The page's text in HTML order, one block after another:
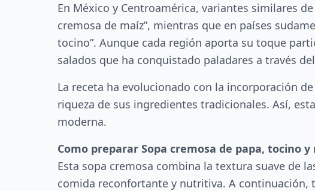
En México y Centroamérica, variantes similares
cremosa de maíz”, mientras que en países
tocino”. Aunque cada región aporta su toque
salados que ha conquistado paladares a través
La receta ha evolucionado con la incorporación
riqueza de sus ingredientes tradicionales. Así,
moderna.
Como preparar Sopa cremosa de papa, tocino y
Esta sopa cremosa combina la textura suave de
comida reconfortante y nutritiva. A continuación,